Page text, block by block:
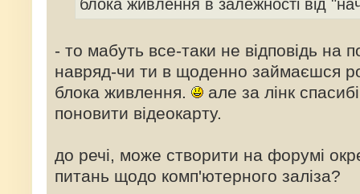
блока живлення в залежності від
- то мабуть все-таки не відповідь на
навряд-чи ти в щоденно займаєшся
блока живлення.
але за лінк
поновити відеокарту.
до речі, може створити на форумі
питань щодо комп'ютерного заліза?